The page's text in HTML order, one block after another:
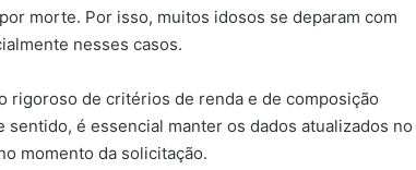
morte. Por isso, muitos idosos se deparam com
nesses casos.
rigoroso de critérios de renda e de composição
é essencial manter os dados atualizados no
momento da solicitação.